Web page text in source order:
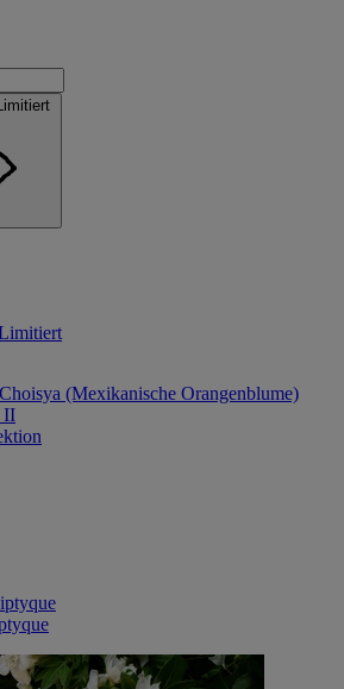
(Mexikanische Orangenblume)
II